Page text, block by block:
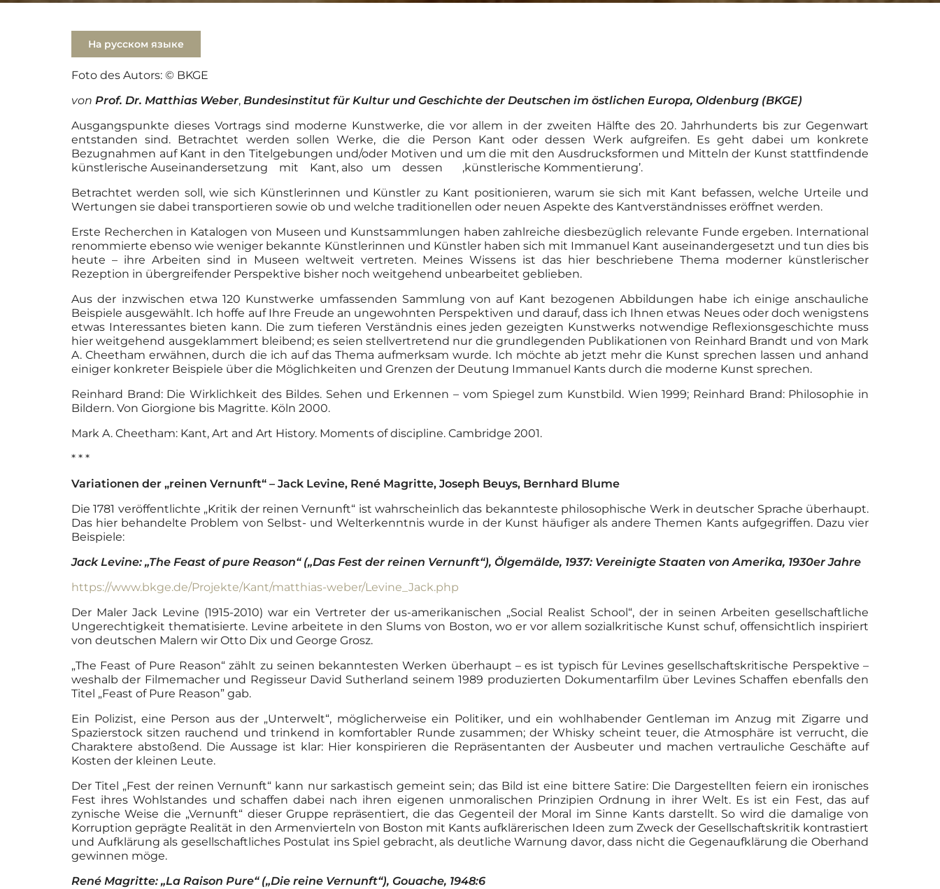
На русском языке
Foto des Autors: © BKGE
von Prof. Dr. Matthias Weber, Bundesinstitut für Kultur und Geschichte der Deutschen im östlichen Europa, Oldenburg (BKGE)
Ausgangspunkte dieses Vortrags sind moderne Kunstwerke, die vor allem in der zweiten Hälfte des 20. Jahrhunderts bis zur Gegenwart
entstanden sind. Betrachtet werden sollen Werke, die die Person Kant oder dessen Werk aufgreifen. Es geht dabei um konkrete
Bezugnahmen auf Kant in den Titelgebungen und/oder Motiven und um die mit den Ausdrucksformen und Mitteln der Kunst stattfindende
künstlerische Auseinandersetzung mit Kant, also um dessen ‚künstlerische Kommentierung’.
Betrachtet werden soll, wie sich Künstlerinnen und Künstler zu Kant positionieren, warum sie sich mit Kant befassen, welche Urteile und
Wertungen sie dabei transportieren sowie ob und welche traditionellen oder neuen Aspekte des Kantverständnisses eröffnet werden.
Erste Recherchen in Katalogen von Museen und Kunstsammlungen haben zahlreiche diesbezüglich relevante Funde ergeben. International
renommierte ebenso wie weniger bekannte Künstlerinnen und Künstler haben sich mit Immanuel Kant auseinandergesetzt und tun dies bis
heute – ihre Arbeiten sind in Museen weltweit vertreten. Meines Wissens ist das hier beschriebene Thema moderner künstlerischer
Rezeption in übergreifender Perspektive bisher noch weitgehend unbearbeitet geblieben.
Aus der inzwischen etwa 120 Kunstwerke umfassenden Sammlung von auf Kant bezogenen Abbildungen habe ich einige anschauliche
Beispiele ausgewählt. Ich hoffe auf Ihre Freude an ungewohnten Perspektiven und darauf, dass ich Ihnen etwas Neues oder doch wenigstens
etwas Interessantes bieten kann. Die zum tieferen Verständnis eines jeden gezeigten Kunstwerks notwendige Reflexionsgeschichte muss
hier weitgehend ausgeklammert bleibend; es seien stellvertretend nur die grundlegenden Publikationen von Reinhard Brandt und von Mark
A. Cheetham erwähnen, durch die ich auf das Thema aufmerksam wurde. Ich möchte ab jetzt mehr die Kunst sprechen lassen und anhand
einiger konkreter Beispiele über die Möglichkeiten und Grenzen der Deutung Immanuel Kants durch die moderne Kunst sprechen.
Reinhard Brand: Die Wirklichkeit des Bildes. Sehen und Erkennen – vom Spiegel zum Kunstbild. Wien 1999; Reinhard Brand: Philosophie in
Bildern. Von Giorgione bis Magritte. Köln 2000.
Mark A. Cheetham: Kant, Art and Art History. Moments of discipline. Cambridge 2001.
* * *
Variationen der „reinen Vernunft“ – Jack Levine, René Magritte, Joseph Beuys, Bernhard Blume
Die 1781 veröffentlichte „Kritik der reinen Vernunft“ ist wahrscheinlich das bekannteste philosophische Werk in deutscher Sprache überhaupt.
Das hier behandelte Problem von Selbst- und Welterkenntnis wurde in der Kunst häufiger als andere Themen Kants aufgegriffen. Dazu vier
Beispiele:
Jack Levine: „The Feast of pure Reason“ („Das Fest der reinen Vernunft“), Ölgemälde, 1937: Vereinigte Staaten von Amerika, 1930er Jahre
https://www.bkge.de/Projekte/Kant/matthias-weber/Levine_Jack.php
Der Maler Jack Levine (1915-2010) war ein Vertreter der us-amerikanischen „Social Realist School“, der in seinen Arbeiten gesellschaftliche
Ungerechtigkeit thematisierte. Levine arbeitete in den Slums von Boston, wo er vor allem sozialkritische Kunst schuf, offensichtlich inspiriert
von deutschen Malern wir Otto Dix und George Grosz.
„The Feast of Pure Reason“ zählt zu seinen bekanntesten Werken überhaupt – es ist typisch für Levines gesellschaftskritische Perspektive –
weshalb der Filmemacher und Regisseur David Sutherland seinem 1989 produzierten Dokumentarfilm über Levines Schaffen ebenfalls den
Titel „Feast of Pure Reason” gab.
Ein Polizist, eine Person aus der „Unterwelt“, möglicherweise ein Politiker, und ein wohlhabender Gentleman im Anzug mit Zigarre und
Spazierstock sitzen rauchend und trinkend in komfortabler Runde zusammen; der Whisky scheint teuer, die Atmosphäre ist verrucht, die
Charaktere abstoßend. Die Aussage ist klar: Hier konspirieren die Repräsentanten der Ausbeuter und machen vertrauliche Geschäfte auf
Kosten der kleinen Leute.
Der Titel „Fest der reinen Vernunft“ kann nur sarkastisch gemeint sein; das Bild ist eine bittere Satire: Die Dargestellten feiern ein ironisches
Fest ihres Wohlstandes und schaffen dabei nach ihren eigenen unmoralischen Prinzipien Ordnung in ihrer Welt. Es ist ein Fest, das auf
zynische Weise die „Vernunft“ dieser Gruppe repräsentiert, die das Gegenteil der Moral im Sinne Kants darstellt. So wird die damalige von
Korruption geprägte Realität in den Armenvierteln von Boston mit Kants aufklärerischen Ideen zum Zweck der Gesellschaftskritik kontrastiert
und Aufklärung als gesellschaftliches Postulat ins Spiel gebracht, als deutliche Warnung davor, dass nicht die Gegenaufklärung die Oberhand
gewinnen möge.
René Magritte: „La Raison Pure“ („Die reine Vernunft“), Gouache, 1948:6